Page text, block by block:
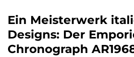
Ein Meisterwerk
Designs: Der
Chronograph